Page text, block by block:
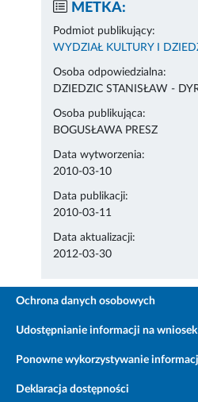
METKA:
Podmiot publikujący:
WYDZIAŁ KULTURY I
Osoba odpowiedzialna:
DZIEDZIC STANISŁAW -
Osoba publikująca:
BOGUSŁAWA PRESZ
Data wytworzenia:
2010-03-10
Data publikacji:
2010-03-11
Data aktualizacji:
2012-03-30
Ochrona danych osobowych
Udostępnianie informacji na wniosek
Ponowne wykorzystywanie
Deklaracja dostępności